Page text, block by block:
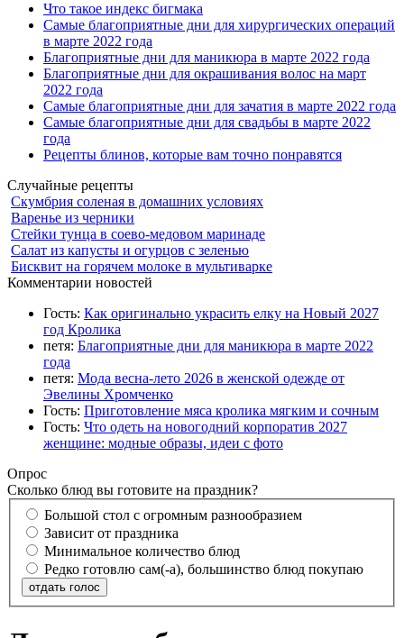
Что такое индекс бигмака
Самые благоприятные дни для хирургических операций
в марте 2022 года
Благоприятные дни для маникюра в марте 2022 года
Благоприятные дни для окрашивания волос на март
2022 года
Самые благоприятные дни для зачатия в марте 2022 года
Самые благоприятные дни для свадьбы в марте 2022
года
Рецепты блинов, которые вам точно понравятся
Случайные рецепты
Скумбрия соленая в домашних условиях
Варенье из черники
Стейки тунца в соево-медовом маринаде
Салат из капусты и огурцов с зеленью
Бисквит на горячем молоке в мультиварке
Комментарии новостей
Гость: Как оригинально украсить елку на Новый 2027
год Кролика
петя: Благоприятные дни для маникюра в марте 2022
года
петя: Мода весна-лето 2026 в женской одежде от
Эвелины Хромченко
Гость: Приготовление мяса кролика мягким и сочным
Гость: Что одеть на новогодний корпоратив 2027
женщине: модные образы, идеи с фото
Опрос
Сколько блюд вы готовите на праздник?
Большой стол с огромным разнообразием
Зависит от праздника
Минимальное количество блюд
Редко готовлю сам(-а), большинство блюд покупаю
отдать голос